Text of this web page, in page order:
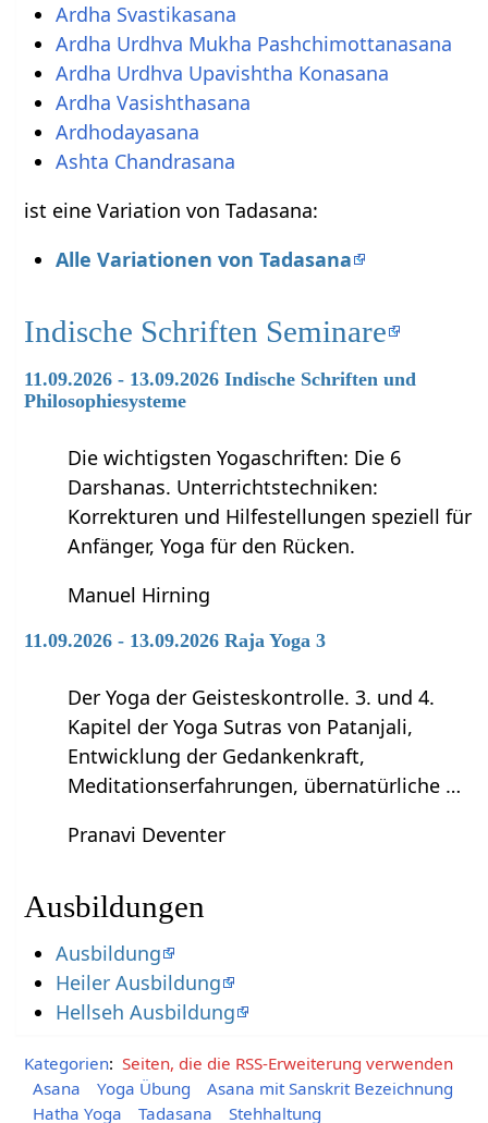
Ardha Svastikasana
Ardha Urdhva Mukha Pashchimottanasana
Ardha Urdhva Upavishtha Konasana
Ardha Vasishthasana
Ardhodayasana
Ashta Chandrasana
ist eine Variation von Tadasana:
Alle Variationen von Tadasana
Indische Schriften Seminare
11.09.2026 - 13.09.2026 Indische Schriften und
Philosophiesysteme
Die wichtigsten Yogaschriften: Die 6
Darshanas. Unterrichtstechniken:
Korrekturen und Hilfestellungen speziell für
Anfänger, Yoga für den Rücken.
Manuel Hirning
11.09.2026 - 13.09.2026 Raja Yoga 3
Der Yoga der Geisteskontrolle. 3. und 4.
Kapitel der Yoga Sutras von Patanjali,
Entwicklung der Gedankenkraft,
Meditationserfahrungen, übernatürliche …
Pranavi Deventer
Ausbildungen
Ausbildung
Heiler Ausbildung
Hellseh Ausbildung
Kategorien: Seiten, die die RSS-Erweiterung verwenden
Asana
Yoga Übung
Asana mit Sanskrit Bezeichnung
Hatha Yoga
Tadasana Stehhaltung